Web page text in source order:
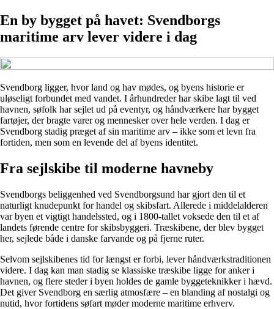
En by bygget på havet: Svendborgs
maritime arv lever videre i dag
Svendborg ligger, hvor land og hav mødes, og byens historie er
uløseligt forbundet med vandet. I århundreder har skibe lagt til ved
havnen, søfolk har sejlet ud på eventyr, og håndværkere har bygget
fartøjer, der bragte varer og mennesker over hele verden. I dag er
Svendborg stadig præget af sin maritime arv – ikke som et levn fra
fortiden, men som en levende del af byens identitet.
Fra sejlskibe til moderne havneby
Svendborgs beliggenhed ved Svendborgsund har gjort den til et
naturligt knudepunkt for handel og skibsfart. Allerede i middelalderen
var byen et vigtigt handelssted, og i 1800-tallet voksede den til et af
landets førende centre for skibsbyggeri. Træskibene, der blev bygget
her, sejlede både i danske farvande og på fjerne ruter.
Selvom sejlskibenes tid for længst er forbi, lever håndværkstraditionen
videre. I dag kan man stadig se klassiske træskibe ligge for anker i
havnen, og flere steder i byen holdes de gamle byggeteknikker i hævd.
Det giver Svendborg en særlig atmosfære – en blanding af nostalgi og
nutid, hvor fortidens søfart møder moderne maritime erhverv.